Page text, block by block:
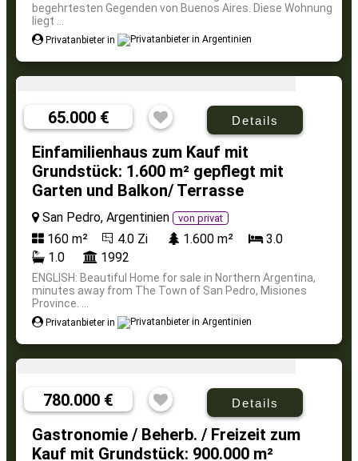
begehrtesten Gegenden von Buenos Aires. Diese Wohnung
liegt ...
Privatanbieter in
65.000 € Details
Einfamilienhaus zum Kauf mit
Grundstück: 1.600 m² gepflegt mit
Garten und Balkon/ Terrasse
San Pedro, Argentinien von privat
160 m² 4.0 Zi 1.600 m²
3.0
1.0
1992
ENGLISH: Beautiful Home for sale in Northern Argentina,
minutes away from The Town of San Pedro, Misiones
Province. ...
Privatanbieter in
780.000 € Details
Gastronomie / Beherb. / Freizeit zum
Kauf mit Grundstück: 900.000 m²